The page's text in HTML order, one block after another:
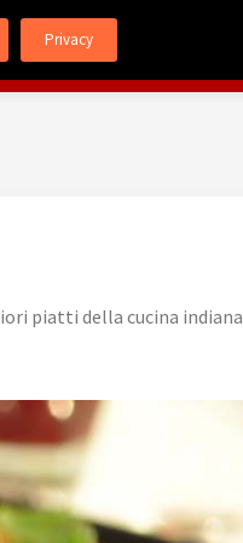
Dove Siamo
piatti della cucina indiana
Privacy